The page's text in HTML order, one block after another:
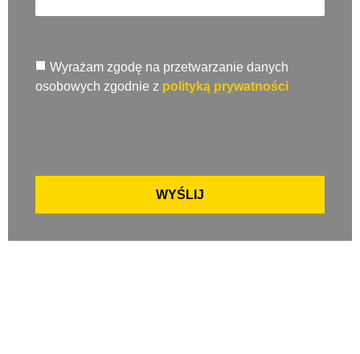
Wyrażam zgodę na przetwarzanie danych
osobowych zgodnie z polityką prywatności
WYŚLIJ